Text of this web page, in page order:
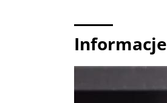
Informacje